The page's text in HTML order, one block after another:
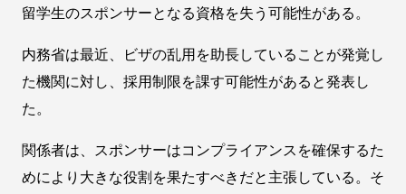
留学生のスポンサーとなる資格を失う可能性がある。
内務省は最近、ビザの乱用を助長していることが発覚し
た機関に対し、採用制限を課す可能性があると発表し
た。
関係者は、スポンサーはコンプライアンスを確保するた
めにより大きな役割を果たすべきだと主張している。そ